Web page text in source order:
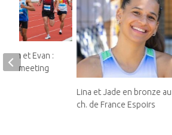
Lina et Jade en bronze au
ch. de France Espoirs
et Evan :
au meeting